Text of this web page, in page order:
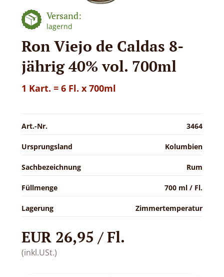
Versand:
lagernd
Ron Viejo de Caldas 8-
jährig 40% vol. 700ml
1 Kart. = 6 Fl. x 700ml
Art.-Nr. 3464
Ursprungsland Kolumbien
Sachbezeichnung Rum
Füllmenge 700 ml / Fl.
Lagerung Zimmertemperatur
EUR 26,95 / Fl.
(inkl.USt.)